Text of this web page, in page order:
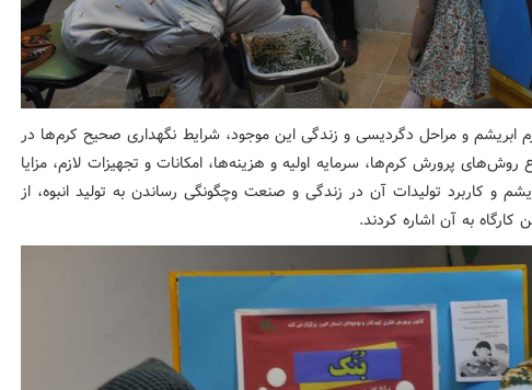
ابریشم و مراحل دگردیسی و زندگی این موجود، شرایط نگهداری صحیح کرم‌ها در
روش‌های پرورش کرم‌ها، سرمایه اولیه و هزینه‌ها، امکانات و تجهیزات لازم، مزایا
و کاربرد تولیدات آن در زندگی و صنعت وچگونگی رساندن به تولید انبوه، از
به آن اشاره کردند.